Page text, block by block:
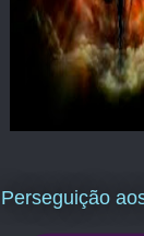
Perseguição